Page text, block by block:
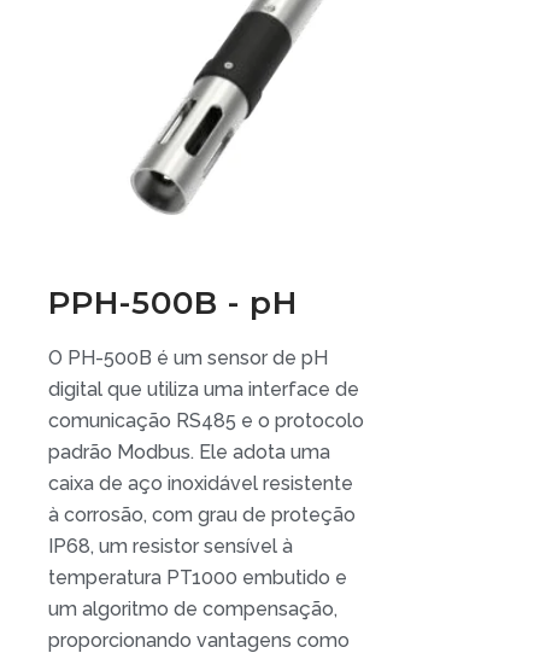
PPH-500B - pH
O PH-500B é um sensor de pH
digital que utiliza uma interface de
comunicação RS485 e o protocolo
padrão Modbus. Ele adota uma
caixa de aço inoxidável resistente
à corrosão, com grau de proteção
IP68, um resistor sensível à
temperatura PT1000 embutido e
um algoritmo de compensação,
proporcionando vantagens como